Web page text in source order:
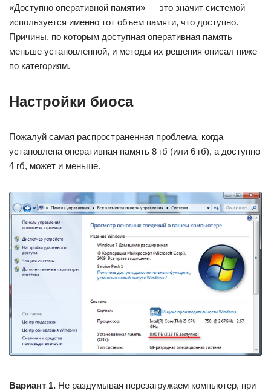
«Доступно оперативной памяти» — это значит системой
используется именно тот объем памяти, что доступно.
Причины, по которым доступная оперативная память
меньше установленной, и методы их решения описал ниже
по категориям.
Настройки биоса
Пожалуй самая распространенная проблема, когда
установлена оперативная память 8 гб (или 6 гб), а доступно
4 гб, может и меньше.
Вариант 1. Не раздумывая перезагружаем компьютер, при